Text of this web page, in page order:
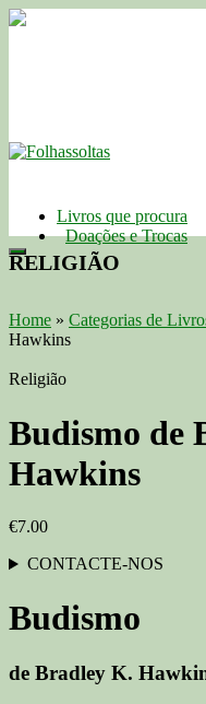
Livros que procura
Doações e Trocas
RELIGIÃO
Home » Categorias de
Hawkins
Religião
Budismo de
Hawkins
€7.00
CONTACTE-NOS
Budismo
de Bradley K.